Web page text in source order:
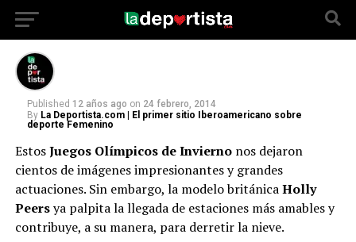
más amables y derrite la nieve de Rusia.
Published 12 años ago on 24 febrero, 2014
By La Deportista.com | El primer sitio Iberoamericano sobre
deporte Femenino
EstosJuegos Olímpicos de Inviernonos dejaron
cientos de imágenes impresionantes y grandes
actuaciones. Sin embargo, la modelo británicaHolly
Peersya palpita la llegada de estaciones más amables y
contribuye, a su manera, para derretir la nieve.